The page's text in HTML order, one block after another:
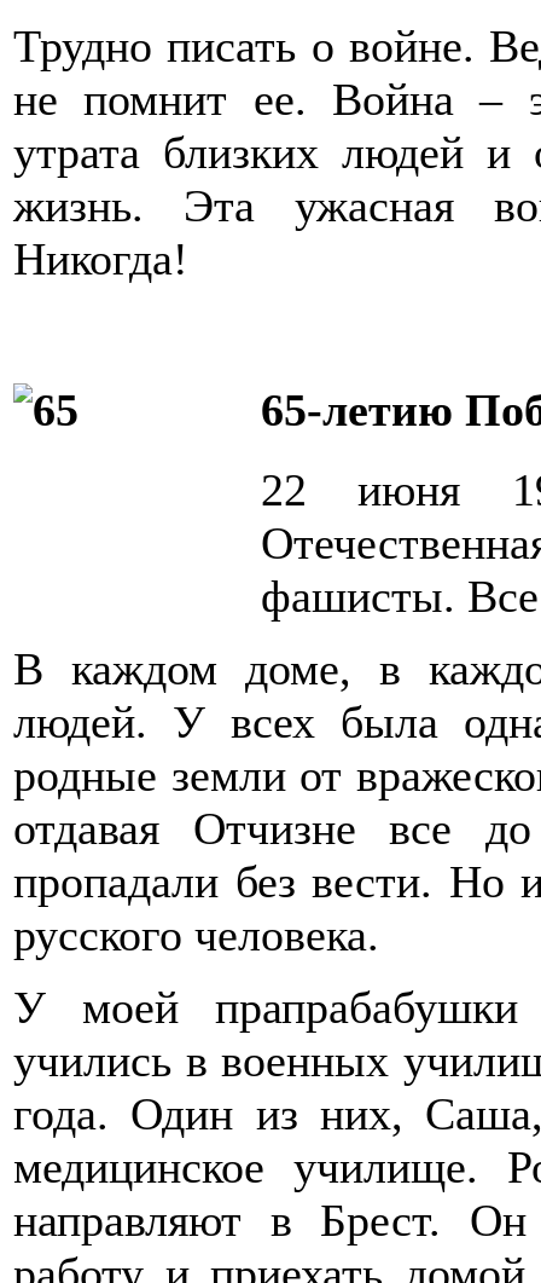
Трудно писать о войне.
не помнит ее. Война –
утрата близких людей
жизнь. Эта ужасная
Никогда!
65-летию
22 июня
фашисты. Все
В каждом доме, в
людей. У всех была
родные земли от
отдавая Отчизне все
пропадали без вести.
русского человека.
У моей
учились в военных
года. Один из них, Саша,
медицинское училище.
направляют в Брест. Он
работу и приехать